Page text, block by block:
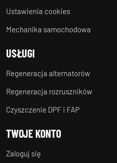
Ustawienia cookies
Mechanika samochodowa
USŁUGI
Regeneracja alternatorów
Regeneracja rozruszników
Czyszczenie DPF i FAP
TWOJE KONTO
Zaloguj się